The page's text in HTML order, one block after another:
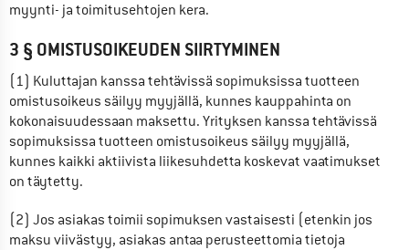
myynti- ja toimitusehtojen kera.
3 § OMISTUSOIKEUDEN SIIRTYMINEN
(1) Kuluttajan kanssa tehtävissä sopimuksissa tuotteen
omistusoikeus säilyy myyjällä, kunnes kauppahinta on
kokonaisuudessaan maksettu. Yrityksen kanssa tehtävissä
sopimuksissa tuotteen omistusoikeus säilyy myyjällä,
kunnes kaikki aktiivista liikesuhdetta koskevat vaatimukset
on täytetty.
(2) Jos asiakas toimii sopimuksen vastaisesti (etenkin jos
maksu viivästyy, asiakas antaa perusteettomia tietoja